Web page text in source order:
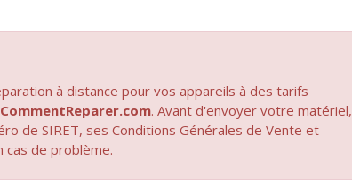
à distance pour vos appareils à des tarifs
. Avant d'envoyer votre matériel,
de SIRET, ses Conditions Générales de Vente et
de problème.